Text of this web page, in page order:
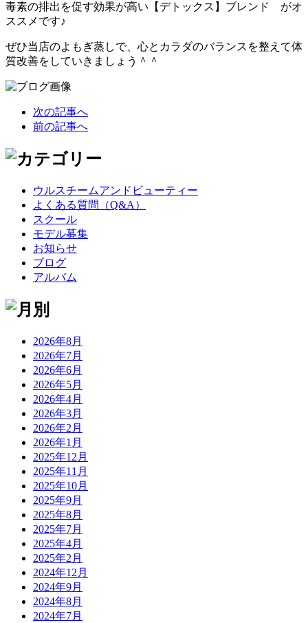
毒素の排出を促す効果が高い【デトックス】ブレンド がオ
ススメです♪
ぜひ当店のよもぎ蒸しで、心とカラダのバランスを整えて体
質改善をしていきましょう＾＾
次の記事へ
前の記事へ
ウルスチームアンドビューティー
よくある質問（Q&A）
スクール
モデル募集
お知らせ
ブログ
アルバム
2026年8月
2026年7月
2026年6月
2026年5月
2026年4月
2026年3月
2026年2月
2026年1月
2025年12月
2025年11月
2025年10月
2025年9月
2025年8月
2025年7月
2025年4月
2025年2月
2024年12月
2024年9月
2024年8月
2024年7月